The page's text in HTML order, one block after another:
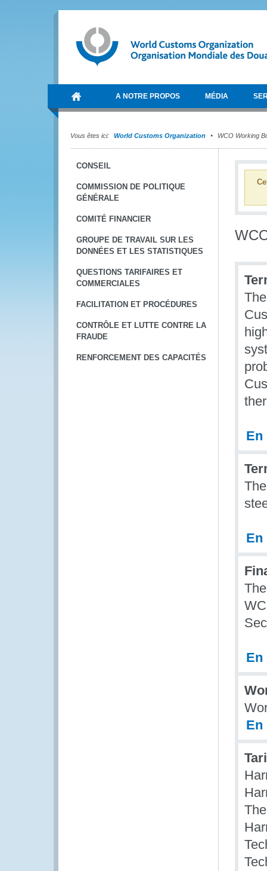
A NOTRE PROPOS MÉDIA
Vous êtes ici: World Customs Organization WCO Working
CONSEIL
COMMISSION DE POLITIQUE
GÉNÉRALE
COMITÉ FINANCIER
GROUPE DE TRAVAIL SUR LES
DONNÉES ET LES STATISTIQUES
QUESTIONS TARIFAIRES ET
COMMERCIALES
FACILITATION ET PROCÉDURES
CONTRÔLE ET LUTTE CONTRE LA
FRAUDE
RENFORCEMENT DES CAPACITÉS
En
En
En
En